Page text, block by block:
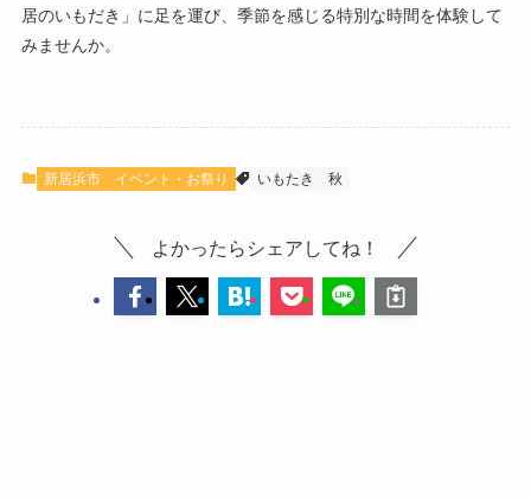
居のいもだき」に足を運び、季節を感じる特別な時間を体験して
みませんか。
新居浜市 イベント・お祭り いもたき 秋
よかったらシェアしてね！